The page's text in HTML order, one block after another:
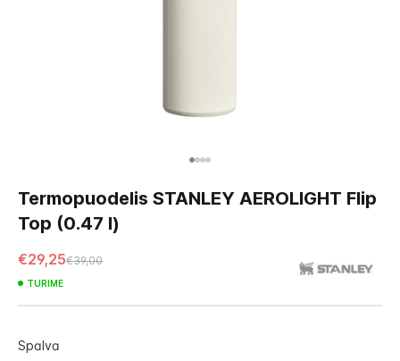
to
beginning
the
images
gallery
Termopuodelis STANLEY AEROLIGHT Flip
Top (0.47 l)
€29,25€39,00
TURIME
Spalva